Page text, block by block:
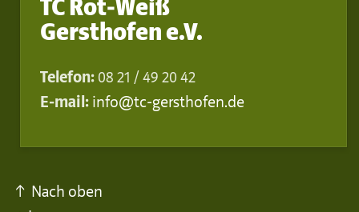
TC Rot-Weiß
Gersthofen e.V.
Telefon: 08 21 / 49 20 42
E-mail: info@tc-gersthofen.de
↑ Nach oben